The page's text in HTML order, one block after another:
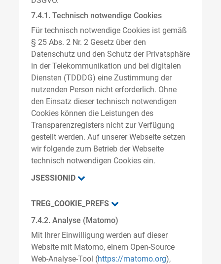
7.4.1. Technisch notwendige Cookies
Für technisch notwendige Cookies ist gemäß
§ 25 Abs. 2 Nr. 2 Gesetz über den
Datenschutz und den Schutz der Privatsphäre
in der Telekommunikation und bei digitalen
Diensten (TDDDG) eine Zustimmung der
nutzenden Person nicht erforderlich. Ohne
den Einsatz dieser technisch notwendigen
Cookies können die Leistungen des
Transparenzregisters nicht zur Verfügung
gestellt werden. Auf unserer Webseite setzen
wir folgende zum Betrieb der Webseite
technisch notwendigen Cookies ein.
JSESSIONID
TREG_COOKIE_PREFS
7.4.2. Analyse (Matomo)
Mit Ihrer Einwilligung werden auf dieser
Website mit Matomo, einem Open-Source
Web-Analyse-Tool (https://matomo.org),